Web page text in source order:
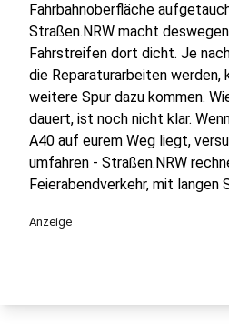
Fahrbahnoberfläche
Straßen.NRW macht
Fahrstreifen dort dicht. Je
die Reparaturarbeiten werden,
weitere Spur dazu kommen.
dauert, ist noch nicht klar.
A40 auf eurem Weg liegt,
umfahren - Straßen.NRW
Feierabendverkehr, mit langen
Anzeige